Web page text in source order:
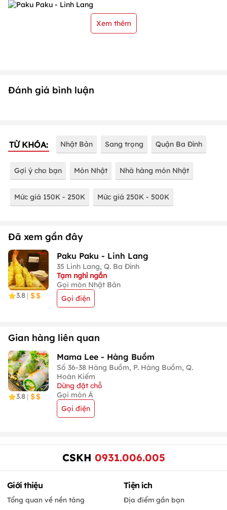
Xem thêm
Đánh giá bình luận
TỪ KHÓA: Nhật Bản Sang trọng Quận Ba Đình
Gợi ý cho bạn Món Nhật Nhà hàng món Nhật
Mức giá 150K - 250K Mức giá 250K - 500K
Đã xem gần đây
3.8 |
Paku Paku - Linh Lang
35 Linh Lang, Q. Ba Đình
Tạm nghỉ ngắn
Gọi món Nhật Bản
Gọi điện
Gian hàng liên quan
3.8 |
Mama Lee - Hàng Buồm
Số 36-38 Hàng Buồm, P. Hàng Buồm, Q.
Hoàn Kiếm
Dừng đặt chỗ
Gọi món Á
Gọi điện
CSKH 0931.006.005
Giới thiệu
Tổng quan về nền tảng
Tiện ích
Địa điểm gần bạn